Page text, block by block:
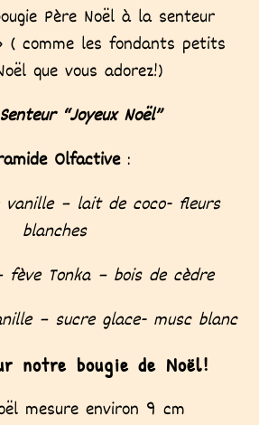
Père Noël à la senteur
( comme les fondants petits
que vous adorez!)
“Joyeux Noël”
Olfactive:
– lait de coco- fleurs
blanches
Tonka – bois de cèdre
– sucre glace- musc blanc
notre bougie de Noël!
mesure environ 9 cm